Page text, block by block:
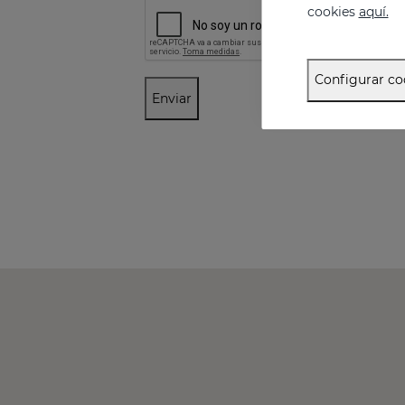
Enviar
cookies aquí.
Configurar